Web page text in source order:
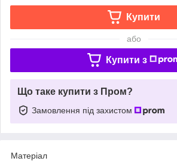
Купити
або
Купити з
Що таке купити з Пром?
Замовлення під захистом
Матеріал